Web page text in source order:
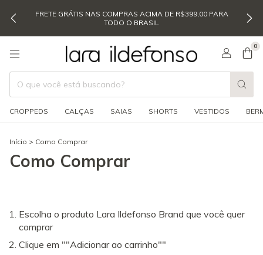
FRETE GRÁTIS NAS COMPRAS ACIMA DE R$399,00 PARA
TODO O BRASIL
0
CROPPEDS CALÇAS SAIAS SHORTS VESTIDOS
Início > Como Comprar
Como Comprar
Escolha o produto Lara Ildefonso Brand que você quer
comprar
Clique em ""Adicionar ao carrinho""